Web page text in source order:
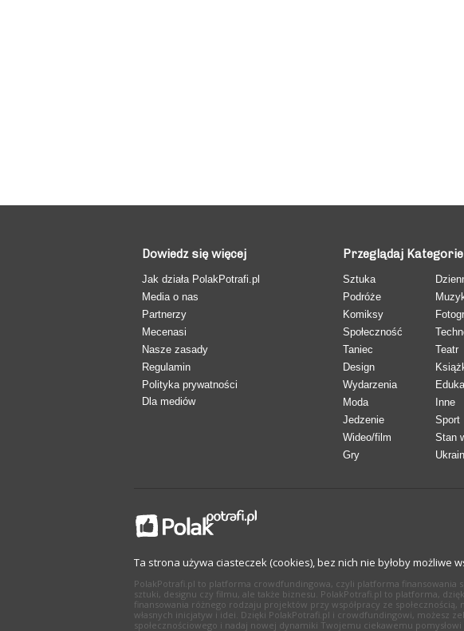
Dowiedz się więcej
Jak działa PolakPotrafi.pl
Media o nas
Partnerzy
Mecenasi
Nasze zasady
Regulamin
Polityka prywatności
Dla mediów
Przeglądaj Kategorie
Sztuka
Podróże
Komiksy
Społeczność
Taniec
Design
Wydarzenia
Moda
Jedzenie
Wideo/film
Gry
Teatr
Inne
Sport
Stan
Ta strona używa ciasteczek (cookies), bez nich nie byłoby możliwe
PolakPotrafi.pl to platforma crowdfundingowa, czyli platforma finansowania
sztuki, designu czy filmu, ale także biznesu. PolakPotrafi.pl to platforma,
finansowania różnego rodzaju projektów przy współpracy ze
własnych inicjatyw i idei. Dzięki PolakPotrafi.pl i crowdfundingowi, możesz
społecznościowego i nadaj nowej dynamiki Twojemu ciekawemu